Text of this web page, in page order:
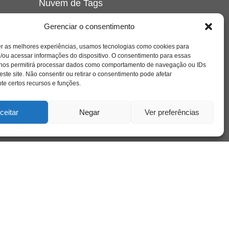
Gerenciar o consentimento
as melhores experiências, usamos tecnologias como cookies para
ou acessar informações do dispositivo. O consentimento para essas
permitirá processar dados como comportamento de navegação ou IDs
site. Não consentir ou retirar o consentimento pode afetar
certos recursos e funções.
Negar Ver preferências
Nuvem de Tags
crianca cuidado cultura depressao
educação família filme
freud infância insight jung liberdade livro
loucura luto maternidade
psicologia relato